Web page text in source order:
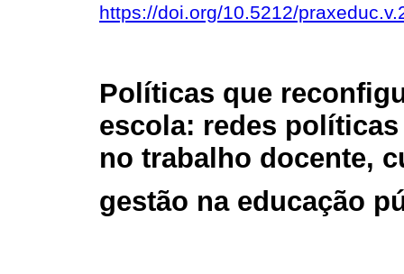
https://doi.org/10.5212/
Políticas que
escola: redes
no trabalho docente,
gestão na educação